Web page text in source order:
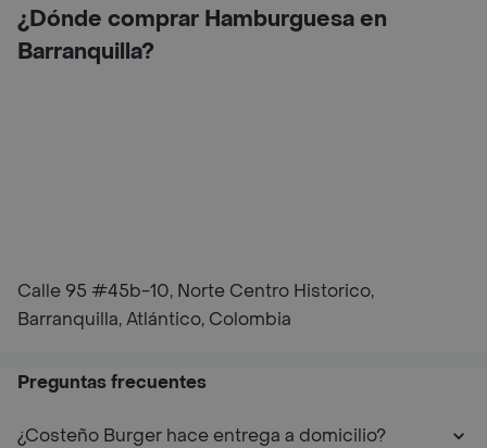
¿Dónde comprar Hamburguesa en
Barranquilla?
Calle 95 #45b-10, Norte Centro Historico,
Barranquilla, Atlántico, Colombia
Preguntas frecuentes
¿Costeño Burger hace entrega a domicilio?